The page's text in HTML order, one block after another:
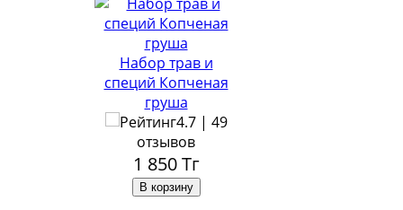
Набор трав и
специй Копченая
груша
4.7 | 49
отзывов
1 850Тг